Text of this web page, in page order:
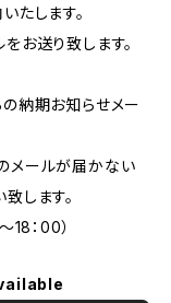
たします。
お送り致します。
納期お知らせメー
メールが届かない
します。
：00）